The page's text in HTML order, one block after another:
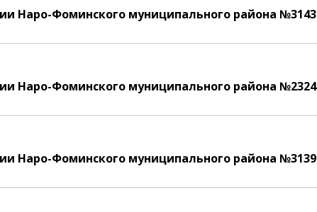
Наро-Фоминского муниципального района №3143
Наро-Фоминского муниципального района №2324
Наро-Фоминского муниципального района №3139